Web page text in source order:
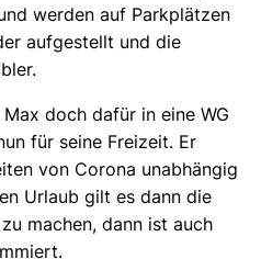
werden auf Parkplätzen
aufgestellt und die
doch dafür in eine WG
für seine Freizeit. Er
von Corona unabhängig
Urlaub gilt es dann die
machen, dann ist auch